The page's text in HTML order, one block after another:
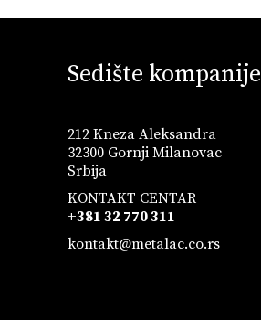
Sedište kompanije
212 Kneza Aleksandra
32300 Gornji Milanovac
Srbija
KONTAKT CENTAR
+381 32 770 311
kontakt@metalac.co.rs